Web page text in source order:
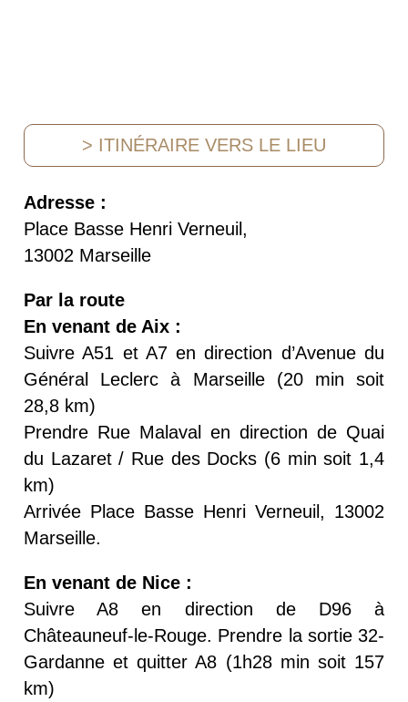
> ITINÉRAIRE VERS LE LIEU
Adresse :
Place Basse Henri Verneuil,
13002 Marseille
Par la route
En venant de Aix :
Suivre A51 et A7 en direction d’Avenue du
Général Leclerc à Marseille (20 min soit
28,8 km)
Prendre Rue Malaval en direction de Quai
du Lazaret / Rue des Docks (6 min soit 1,4
km)
Arrivée Place Basse Henri Verneuil, 13002
Marseille.
En venant de Nice :
Suivre A8 en direction de D96 à
Châteauneuf-le-Rouge. Prendre la sortie 32-
Gardanne et quitter A8 (1h28 min soit 157
km)